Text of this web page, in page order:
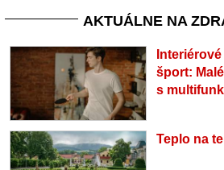
AKTUÁLNE NA
šport:
s
Teplo na